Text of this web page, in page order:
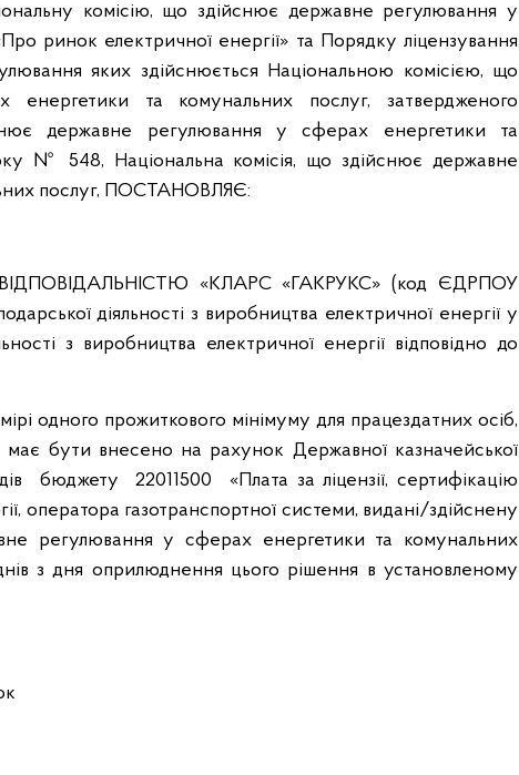
комісію, що здійснює державне регулювання у
ринок електричної енергії» та Порядку ліцензування
яких здійснюється Національною комісією, що
та комунальних послуг, затвердженого
державне регулювання у сферах енергетики та
№ 548, Національна комісія, що здійснює державне
послуг, ПОСТАНОВЛЯЄ:
«КЛАРС «ГАКРУКС» (код ЄДРПОУ
діяльності з виробництва електричної енергії у
з виробництва електричної енергії відповідно до
одного прожиткового мінімуму для працездатних осіб,
бути внесено на рахунок Державної казначейської
бюджету 22011500 «Плата за ліцензії, сертифікацію
оператора газотранспортної системи, видані/здійснену
регулювання у сферах енергетики та комунальних
з дня оприлюднення цього рішення в установленому